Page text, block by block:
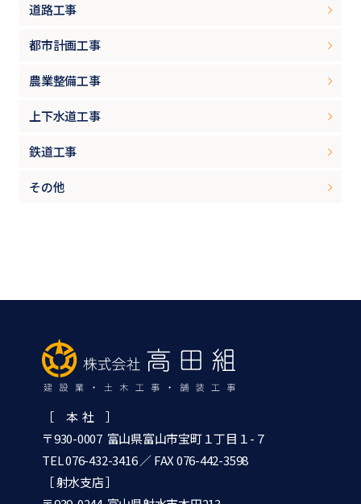
道路工事
都市計画工事
農業整備工事
上下水道工事
鉄道工事
その他
［ 本 社 ］
〒930-0007 富山県富山市宝町１丁目１-７
TEL 076-432-3416／ FAX 076-442-3598
［ 射水支店 ］